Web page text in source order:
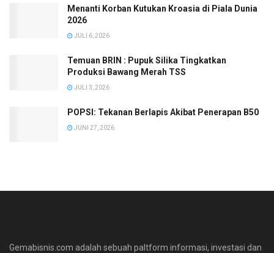
Menanti Korban Kutukan Kroasia di Piala Dunia
2026
JULI 6, 2026
Temuan BRIN : Pupuk Silika Tingkatkan
Produksi Bawang Merah TSS
JULI 3, 2026
POPSI: Tekanan Berlapis Akibat Penerapan B50
JUNI 27, 2026
Gemabisnis.com adalah sebuah paltform informasi, investasi dan